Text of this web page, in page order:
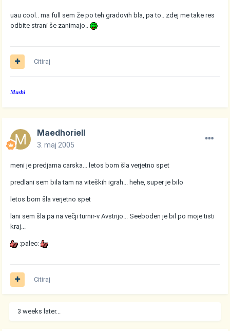
uau cool.. ma full sem že po teh gradovih bla, pa to.. zdej me take res
odbite strani še zanimajo..
Citiraj
Mushi
Maedhoriell
3. maj 2005
meni je predjama carska... letos bom šla verjetno spet
predlani sem bila tam na viteških igrah... hehe, super je bilo
letos bom šla verjetno spet
lani sem šla pa na večji turnir-v Avstrijo... Seeboden je bil po moje tisti
kraj...
:palec:
Citiraj
3 weeks later...